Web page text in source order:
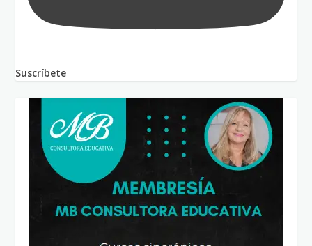
Suscríbete